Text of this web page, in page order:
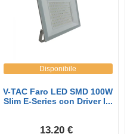
Disponibile
V-TAC Faro LED SMD 100W
Slim E-Series con Driver I...
13.20 €